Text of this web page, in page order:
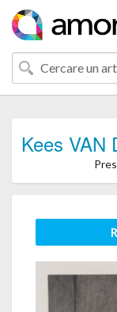
Kees VAN